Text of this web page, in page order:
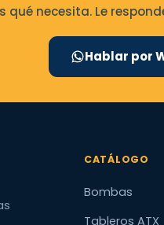
qué necesita. Le
Hablar por
CATÁLOGO
Bombas
Tableros ATX